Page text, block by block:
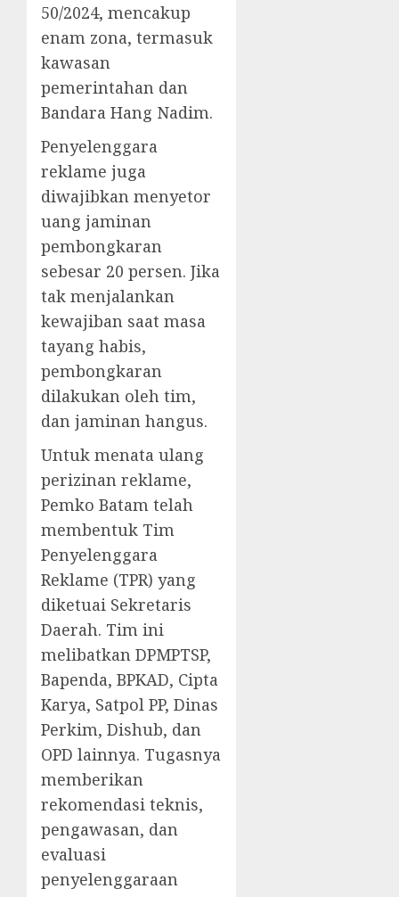
50/2024, mencakup
enam zona, termasuk
kawasan
pemerintahan dan
Bandara Hang Nadim.
Penyelenggara
reklame juga
diwajibkan menyetor
uang jaminan
pembongkaran
sebesar 20 persen. Jika
tak menjalankan
kewajiban saat masa
tayang habis,
pembongkaran
dilakukan oleh tim,
dan jaminan hangus.
Untuk menata ulang
perizinan reklame,
Pemko Batam telah
membentuk Tim
Penyelenggara
Reklame (TPR) yang
diketuai Sekretaris
Daerah. Tim ini
melibatkan DPMPTSP,
Bapenda, BPKAD, Cipta
Karya, Satpol PP, Dinas
Perkim, Dishub, dan
OPD lainnya. Tugasnya
memberikan
rekomendasi teknis,
pengawasan, dan
evaluasi
penyelenggaraan